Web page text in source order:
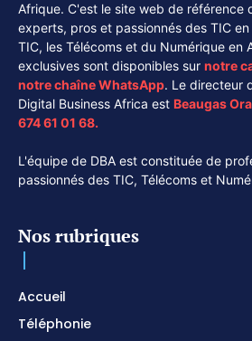
Afrique. C'est le site web de référence
experts, pros et passionnés des TIC
TIC, les Télécoms et du Numérique en
exclusives sont disponibles sur notre
notre chaîneWhatsApp. Le directeur
Digital Business Africa est Beaugas
674 61 01 68.
L'équipe de DBA est constituée de
passionnés des TIC, Télécoms et
Nos rubriques
Accueil
Téléphonie